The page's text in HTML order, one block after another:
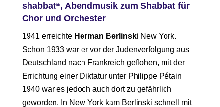
shabbat“, Abendmusik zum Shabbat für
Chor und Orchester
1941 erreichte Herman BerlinskiNew York.
Schon 1933 war er vor der Judenverfolgung aus
Deutschland nach Frankreich geflohen, mit der
Errichtung einer Diktatur unter Philippe Pétain
1940 war es jedoch auch dort zu gefährlich
geworden. In New York kam Berlinski schnell mit